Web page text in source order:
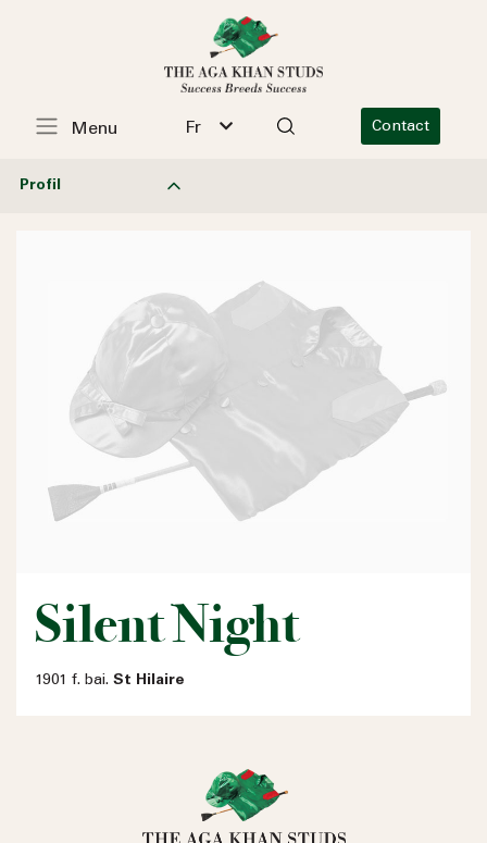
Fr Contact
Menu
Profil
Silent Night
1901 f. bai. St Hilaire